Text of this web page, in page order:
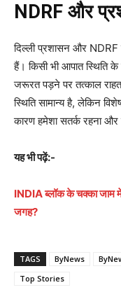
NDRF और
दिल्ली प्रशासन और NDRF
हैं। किसी भी आपात स्थिति
जरूरत पड़ने पर तत्काल
स्थिति सामान्य है, लेकिन
कारण हमेशा सतर्क रहना और
यह भी पढ़ें:-
INDIA ब्लॉक के चक्का जाम में
जगह?
TAGS ByNews
Top Stories